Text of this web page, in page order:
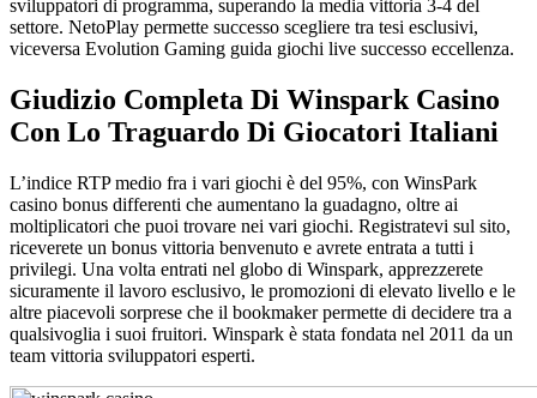
sviluppatori di programma, superando la media vittoria 3-4 del
settore. NetoPlay permette successo scegliere tra tesi esclusivi,
viceversa Evolution Gaming guida giochi live successo eccellenza.
Giudizio Completa Di Winspark Casino
Con Lo Traguardo Di Giocatori Italiani
L’indice RTP medio fra i vari giochi è del 95%, con WinsPark
casino bonus differenti che aumentano la guadagno, oltre ai
moltiplicatori che puoi trovare nei vari giochi. Registratevi sul sito,
riceverete un bonus vittoria benvenuto e avrete entrata a tutti i
privilegi. Una volta entrati nel globo di Winspark, apprezzerete
sicuramente il lavoro esclusivo, le promozioni di elevato livello e le
altre piacevoli sorprese che il bookmaker permette di decidere tra a
qualsivoglia i suoi fruitori. Winspark è stata fondata nel 2011 da un
team vittoria sviluppatori esperti.